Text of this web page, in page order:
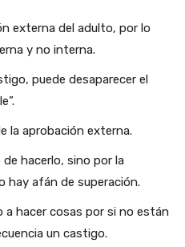
externa del adulto, por lo
y no interna.
puede desaparecer el
la aprobación externa.
hacerlo, sino por la
hay afán de superación.
a hacer cosas por si no están
un castigo.